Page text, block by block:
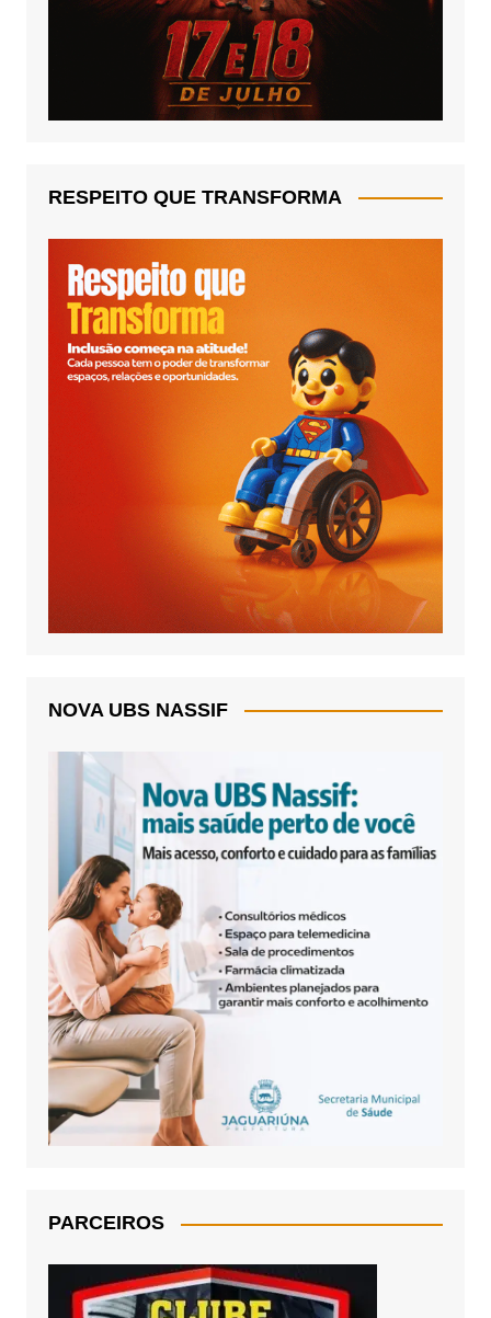
RESPEITO QUE TRANSFORMA
NOVA UBS NASSIF
PARCEIROS